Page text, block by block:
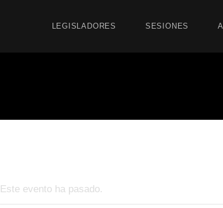
LEGISLADORES SESIONES
Este evento ha pasado.